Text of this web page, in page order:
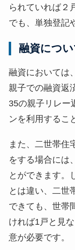
られていれば２
でも、単独登記
融資につ
融資においては
親子での融資返
35の親子リレー
ンを利用するこ
また、二世帯住
をする場合には
とができます。
とは違い、二世
できても、世帯
ければ1戸と見
意が必要です。